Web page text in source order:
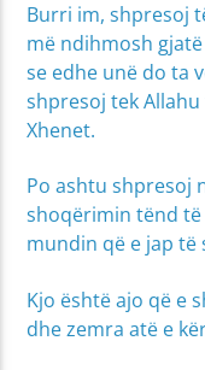
Burri im, shpresoj
më ndihmosh
se edhe unë do ta
shpresoj tek
Xhenet.
Po ashtu shpresoj
shoqërimin tënd
mundin që e jap të
Kjo është ajo që e
dhe zemra atë e